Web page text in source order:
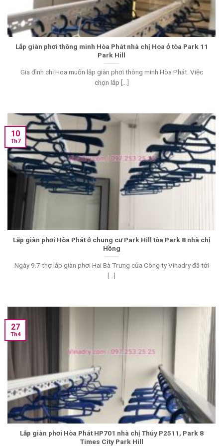
Lắp giàn phơi thông minh Hòa Phát nhà chị Hoa ở tòa Park 11
Park Hill
Gia đình chị Hoa muốn lắp giàn phơi thông minh Hòa Phát. Việc
chọn lắp [...]
Lắp giàn phơi Hòa Phát ở chung cư Park Hill tòa Park 8 nhà chị
Hồng
Ngày 9.7 thợ lắp giàn phơi Hai Bà Trưng của Công ty Vinadry đã tới
[...]
10
Th7
Lắp giàn phơi Hòa Phát HP701 nhà chị Thúy P2511, Park 8
Times City Park Hill
27
Th4